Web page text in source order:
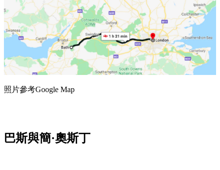
照片參考Google Map
巴斯與簡·奧斯丁